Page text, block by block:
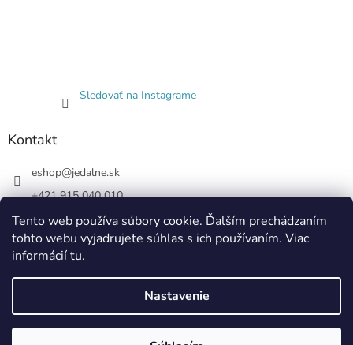
Tento web používa súbory cookie. Ďalším prechádzaním
tohto webu vyjadrujete súhlas s ich používaním. Viac
informáciítu.
Nastavenie
Sledovať na Instagrame
Kontakt
eshop@jedalne.sk
+421 915 040 010
Jedalne.sk
jedalne.sk
Vytvoril Shoptet